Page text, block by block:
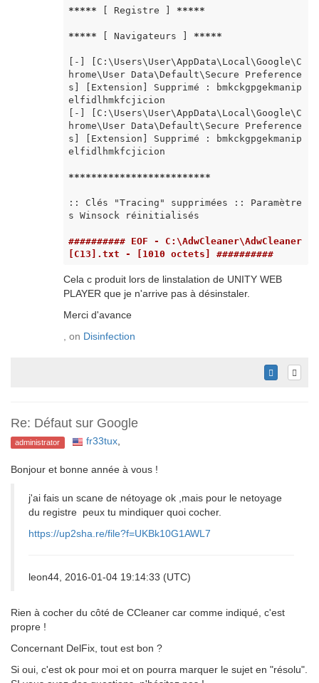
***** [ Registre ] *****
***** [ Navigateurs ] *****
[-] [C:\Users\User\AppData\Local\Google\C
hrome\User Data\Default\Secure Preference
s] [Extension] Supprimé : bmkckgpgekmanip
elfidlhmkfcjicion
[-] [C:\Users\User\AppData\Local\Google\C
hrome\User Data\Default\Secure Preference
s] [Extension] Supprimé : bmkckgpgekmanip
elfidlhmkfcjicion
*************************
:: Clés "Tracing" supprimées :: Paramètre
s Winsock réinitialisés
########## EOF - C:\AdwCleaner\AdwCleaner
[C13].txt - [1010 octets] ##########
Cela c produit lors de linstalation de UNITY WEB
PLAYER que je n'arrive pas à désinstaler.
Merci d'avance
, on Disinfection
Re: Défaut sur Google
administrator fr33tux,
Bonjour et bonne année à vous !
j'ai fais un scane de nétoyage ok ,mais pour le netoyage
du registre peux tu mindiquer quoi cocher.
https://up2sha.re/file?f=UKBk10G1AWL7
leon44, 2016-01-04 19:14:33 (UTC)
Rien à cocher du côté de CCleaner car comme indiqué, c'est
propre !
Concernant DelFix, tout est bon ?
Si oui, c'est ok pour moi et on pourra marquer le sujet en "résolu".